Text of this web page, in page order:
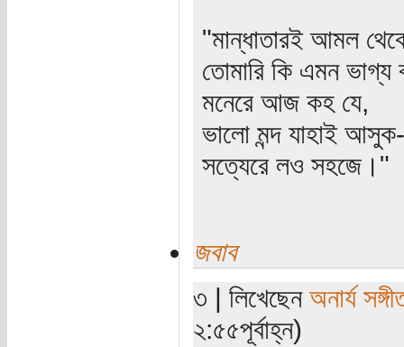
"মান্ধাতারই আমল
তোমারি কি এমন ভাগ্য
মনেরে আজ কহ যে,
ভালো মন্দ যাহাই আসুক-
সত্যেরে লও সহজে।"
জবাব
৩ | লিখেছেন অনার্য
২:৫৫পূর্বাহ্ন)